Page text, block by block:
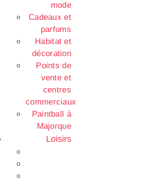
mode
Cadeaux et
parfums
Habitat et
décoration
Points de
vente et
centres
commerciaux
Paintball à
Majorque
Loisirs